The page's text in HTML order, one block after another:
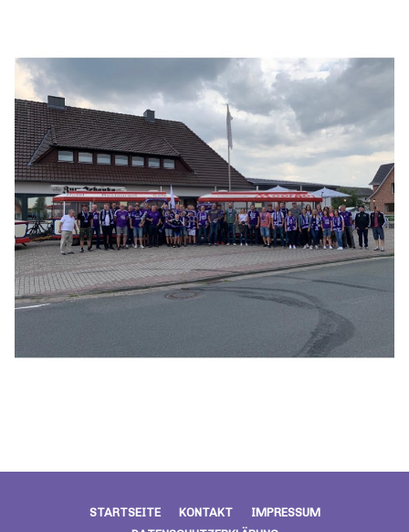
STARTSEITE KONTAKT
IMPRESSUM